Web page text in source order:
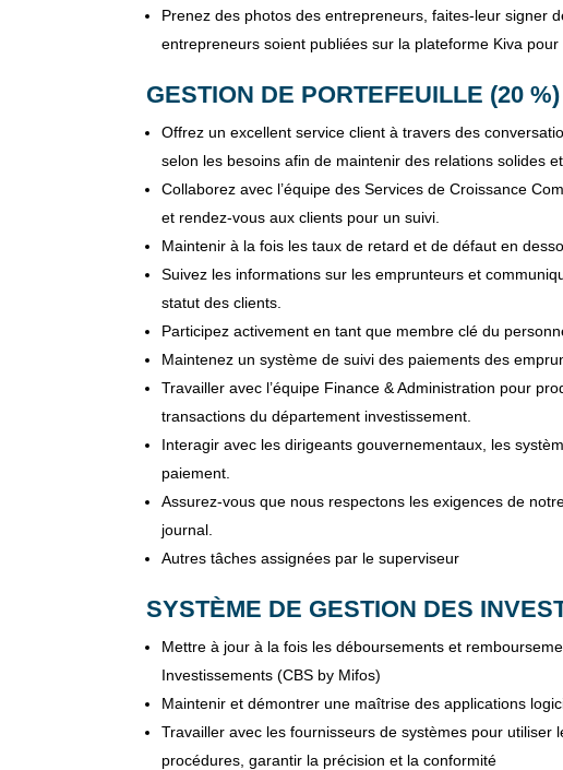
Prenez des photos des entrepreneurs, faites-leur signer
entrepreneurs soient publiées sur la plateforme Kiva
GESTION DE PORTEFEUILLE (20 %)
Offrez un excellent service client à travers des
selon les besoins afin de maintenir des relations solides
Collaborez avec l’équipe des Services de Croissance
et rendez-vous aux clients pour un suivi.
Maintenir à la fois les taux de retard et de défaut en
Suivez les informations sur les emprunteurs et
statut des clients.
Participez activement en tant que membre clé du
Maintenez un système de suivi des paiements des
Travailler avec l’équipe Finance & Administration pour
transactions du département investissement.
Interagir avec les dirigeants gouvernementaux, les
paiement.
Assurez-vous que nous respectons les exigences de
journal.
Autres tâches assignées par le superviseur
SYSTÈME DE GESTION DES
Mettre à jour à la fois les déboursements et
Investissements (CBS by Mifos)
Maintenir et démontrer une maîtrise des applications
Travailler avec les fournisseurs de systèmes pour
procédures, garantir la précision et la conformité